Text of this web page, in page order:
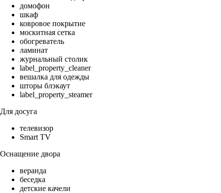
домофон
шкаф
ковровое покрытие
москитная сетка
обогреватель
ламинат
журнальный столик
label_property_cleaner
вешалка для одежды
шторы блэкаут
label_property_steamer
Для досуга
телевизор
Smart TV
Оснащение двора
веранда
беседка
детские качели